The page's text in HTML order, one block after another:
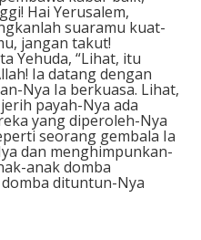
Hai Yerusalem,
suaramu kuat-
jangan takut!
Yehuda, “Lihat, itu
Ia datang dengan
Nya Ia berkuasa. Lihat,
payah-Nya ada
yang diperoleh-Nya
seorang gembala Ia
dan menghimpunkan-
anak domba
dituntun-Nya